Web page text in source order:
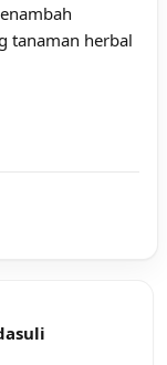
tanaman herbal